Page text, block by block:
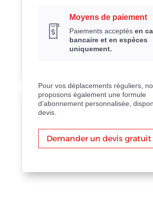
Moyens de paiement
Paiements acceptés en
bancaire et en espèces
uniquement.
Pour vos déplacements réguliers,
proposons également une formule
d’abonnement personnalisée,
devis.
Demander un devis gratuit